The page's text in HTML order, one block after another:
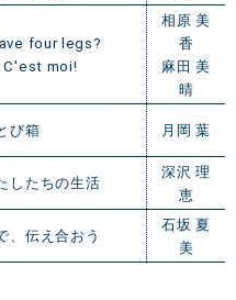
four legs?
C'est moi!
相原 美
香
麻田 美
晴
び箱 月岡 葉
したちの生活
深沢 理
恵
、伝え合おう
石坂 夏
美